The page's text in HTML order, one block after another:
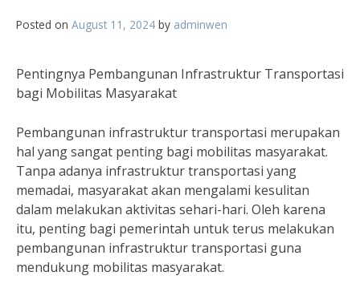
Posted on August 11, 2024 by adminwen
Pentingnya Pembangunan Infrastruktur Transportasi
bagi Mobilitas Masyarakat
Pembangunan infrastruktur transportasi merupakan
hal yang sangat penting bagi mobilitas masyarakat.
Tanpa adanya infrastruktur transportasi yang
memadai, masyarakat akan mengalami kesulitan
dalam melakukan aktivitas sehari-hari. Oleh karena
itu, penting bagi pemerintah untuk terus melakukan
pembangunan infrastruktur transportasi guna
mendukung mobilitas masyarakat.